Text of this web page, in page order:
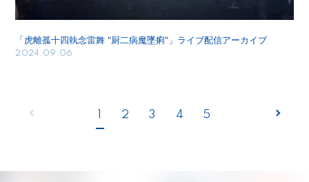
「虎離孤十四執念雷舞 "厨二病魔墜痢"」ライブ配信アーカイブ
2024.09.06
2 3 4 5